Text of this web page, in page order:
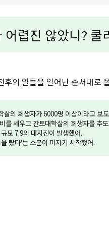
어렵진 않았니?
후의 일들을 일어난 순서대로
살의 희생자가 6000명 이상이라고 보
를 세우고 간토대학살의 희생자를 추
모 7.9의 대지진이 발생했어.
탔다'는 소문이 퍼지기 시작했어.